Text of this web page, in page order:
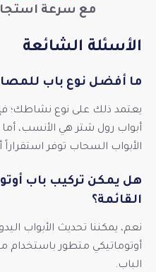
مع سرعة
الأسئلة الشائعة
ما أفضل نوع باب
يعتمد ذلك على نوع نشاطك؛
أبواب رول شتر هي الأنسب، أما
الأبواب السحاب توفر استقراراً
هل يمكن تركيب باب
القائمة؟
نعم، يمكننا تحديث الأبواب
أوتوماتيكي متطور
الباب.